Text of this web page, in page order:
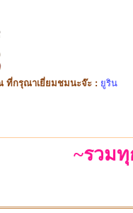
ที่กรุณาเยี่ยมชมนะจ๊ะ : ยูริน
~รวม